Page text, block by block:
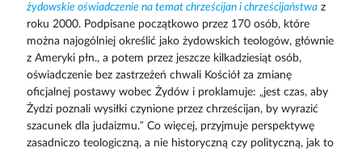
żydowskie oświadczenie na temat chrześcijan i chrześcijaństwaz
roku 2000. Podpisane początkowo przez 170 osób, które
można najogólniej określić jako żydowskich teologów, głównie
z Ameryki płn., a potem przez jeszcze kilkadziesiąt osób,
oświadczenie bez zastrzeżeń chwali Kościół za zmianę
oficjalnej postawy wobec Żydów i proklamuje: „jest czas, aby
Żydzi poznali wysiłki czynione przez chrześcijan, by wyrazić
szacunek dla judaizmu.” Co więcej, przyjmuje perspektywę
zasadniczo teologiczną, a nie historyczną czy polityczną, jak to